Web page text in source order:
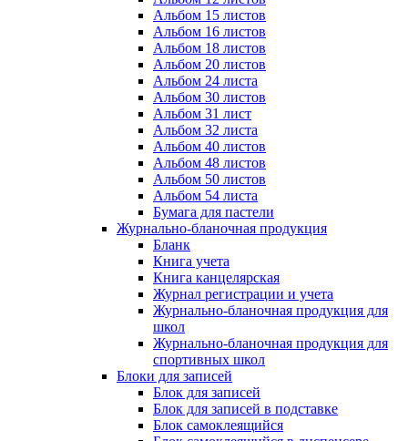
Альбом 15 листов
Альбом 16 листов
Альбом 18 листов
Альбом 20 листов
Альбом 24 листа
Альбом 30 листов
Альбом 31 лист
Альбом 32 листа
Альбом 40 листов
Альбом 48 листов
Альбом 50 листов
Альбом 54 листа
Бумага для пастели
Журнально-бланочная продукция
Бланк
Книга учета
Книга канцелярская
Журнал регистрации и учета
Журнально-бланочная продукция для
школ
Журнально-бланочная продукция для
спортивных школ
Блоки для записей
Блок для записей
Блок для записей в подставке
Блок самоклеящийся